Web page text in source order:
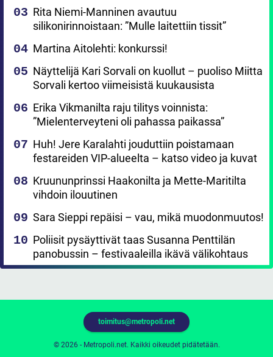
Rita Niemi-Manninen avautuu
silikonirinnoistaan: ”Mulle laitettiin tissit”
Martina Aitolehti: konkurssi!
Näyttelijä Kari Sorvali on kuollut – puoliso Miitta
Sorvali kertoo viimeisistä kuukausista
Erika Vikmanilta raju tilitys voinnista:
”Mielenterveyteni oli pahassa paikassa”
Huh! Jere Karalahti jouduttiin poistamaan
festareiden VIP-alueelta – katso video ja kuvat
Kruununprinssi Haakonilta ja Mette-Maritilta
vihdoin ilouutinen
Sara Sieppi repäisi – vau, mikä muodonmuutos!
Poliisit pysäyttivät taas Susanna Penttilän
panobussin – festivaaleilla ikävä välikohtaus
© 2026 - Metropoli.net. Kaikki oikeudet pidätetään.
toimitus@metropoli.net